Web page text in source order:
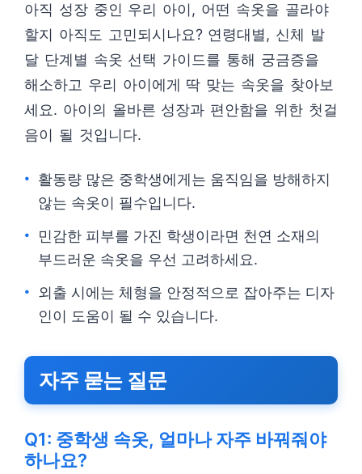
아직 성장 중인 우리 아이, 어떤 속옷을 골라야
할지 아직도 고민되시나요? 연령대별, 신체 발
달 단계별 속옷 선택 가이드를 통해 궁금증을
해소하고 우리 아이에게 딱 맞는 속옷을 찾아보
세요. 아이의 올바른 성장과 편안함을 위한 첫걸
음이 될 것입니다.
활동량 많은 중학생에게는 움직임을 방해하지
않는 속옷이 필수입니다.
민감한 피부를 가진 학생이라면 천연 소재의
부드러운 속옷을 우선 고려하세요.
외출 시에는 체형을 안정적으로 잡아주는 디자
인이 도움이 될 수 있습니다.
자주 묻는 질문
Q1: 중학생 속옷, 얼마나 자주 바꿔줘야
하나요?